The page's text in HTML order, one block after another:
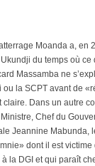
Moanda a, en
du temps où
Massamba ne
la SCPT avant de
Dans un autre
Chef du
Jeannine
dont il est
la DGI et qui paraît